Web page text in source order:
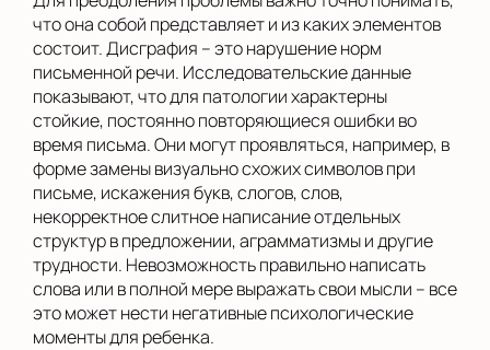
что она собой представляет и из каких элементов
состоит. Дисграфия – это нарушение норм
письменной речи. Исследовательские данные
показывают, что для патологии характерны
стойкие, постоянно повторяющиеся ошибки во
время письма. Они могут проявляться, например, в
форме замены визуально схожих символов при
письме, искажения букв, слогов, слов,
некорректное слитное написание отдельных
структур в предложении, аграмматизмы и другие
трудности. Невозможность правильно написать
слова или в полной мере выражать свои мысли – все
это может нести негативные психологические
моменты для ребенка.